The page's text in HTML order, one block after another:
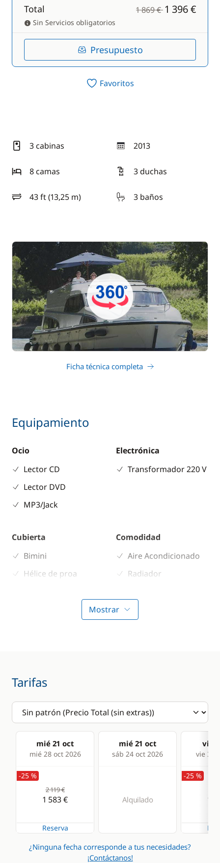
Total 1 869 €1 396 €
Sin Servicios obligatorios
Presupuesto
Favoritos
3 cabinas 2013
año
8 camas
3 duchas
43 ft (13,25 m)
eslora 3 baños
Ficha técnica completa
Equipamiento
Ocio
Lector CD
Lector DVD
MP3/Jack
Electrónica
Transformador 220 V
Cubierta
Bimini
Hélice de proa
Comodidad
Aire Acondicionado
Radiador
Mostrar
Tarifas
mié 21 oct
mié 28 oct 2026
mié 21 oct
sáb 24 oct 2026
vie
vie 30
-25 %
2 119 €
1 583 €
Reserva
Alquilado
-25 %
1
¿Ninguna fecha corresponde a tus necesidades?
¡Contáctanos!